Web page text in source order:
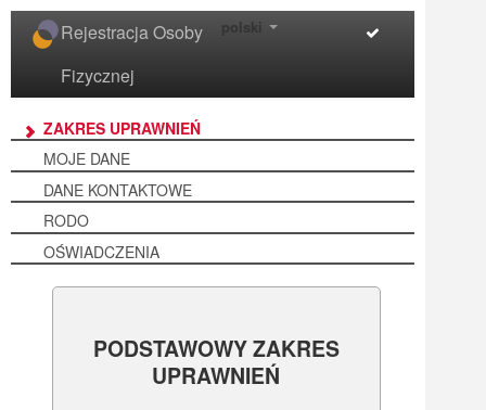
Rejestracja Osoby
Fizycznej
polski
PODSTAWOWY ZAKRES
UPRAWNIEŃ
ZAKRES UPRAWNIEŃ
MOJE DANE
DANE KONTAKTOWE
RODO
OŚWIADCZENIA